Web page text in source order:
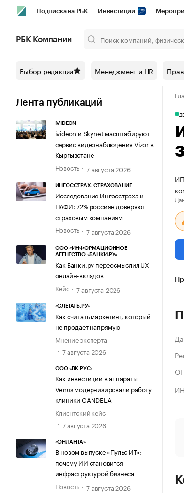
Подписка на РБК Инвестиции
Спецпроекты СПб Конференции СПб
Технологии и медиа Рынок
РБК Компании
Выбор редакции Менеджмент и HR
Лента публикаций
IVIDEON
ivideon и Skynet масштабируют
сервис видеонаблюдения Vizor в
Кыргызстане
Новость
7 августа 2026
ИНГОССТРАХ. СТРАХОВАНИЕ
Исследование Ингосстраха и
НАФИ: 72% россиян доверяют
страховым компаниям
Новость
7 августа 2026
ООО «ИНФОРМАЦИОННОЕ
АГЕНТСТВО «БАНКИ.РУ»
Как Банки.ру переосмыслил UX
онлайн-вкладов
Кейс
7 августа 2026
«СЛЕТАТЬ.РУ»
Как считать маркетинг, который
не продает напрямую
Мнение эксперта
7 августа 2026
ООО «ВК РУС»
Как инвестиции в аппараты
Venus модернизировали работу
клиники CANDELA
Клиентский кейс
7 августа 2026
«ОНЛАНТА»
В новом выпуске «Пульс ИТ»:
почему ИИ становится
инфраструктурой бизнеса
Новость
7 августа 2026